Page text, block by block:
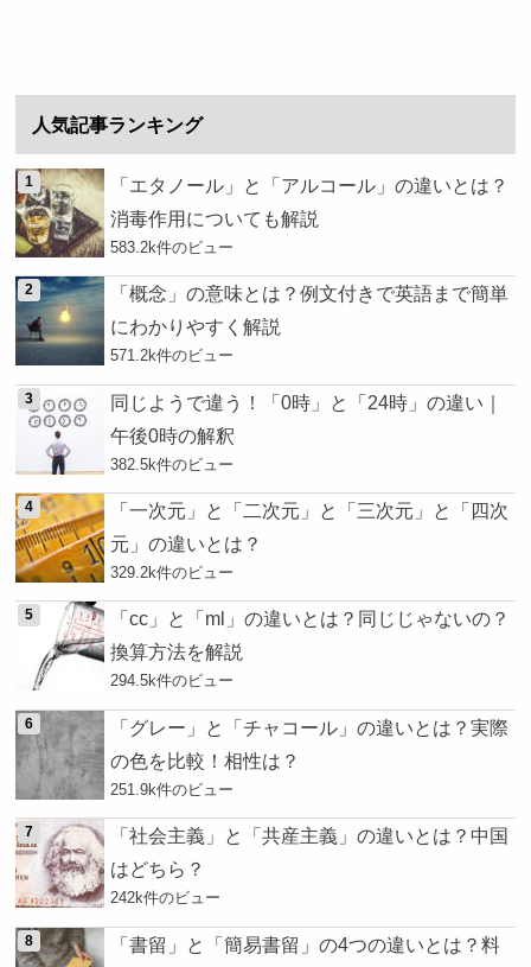
人気記事ランキング
「エタノール」と「アルコール」の違いとは？
消毒作用についても解説
583.2k件のビュー
「概念」の意味とは？例文付きで英語まで簡単
にわかりやすく解説
571.2k件のビュー
同じようで違う！「0時」と「24時」の違い｜
午後0時の解釈
382.5k件のビュー
「一次元」と「二次元」と「三次元」と「四次
元」の違いとは？
329.2k件のビュー
「cc」と「ml」の違いとは？同じじゃないの？
換算方法を解説
294.5k件のビュー
「グレー」と「チャコール」の違いとは？実際
の色を比較！相性は？
251.9k件のビュー
「社会主義」と「共産主義」の違いとは？中国
はどちら？
242k件のビュー
「書留」と「簡易書留」の4つの違いとは？料